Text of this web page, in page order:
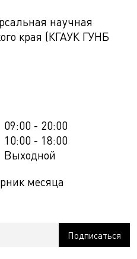
научная
края (КГАУК ГУНБ
09:00 - 20:00
10:00 - 18:00
Выходной
месяца